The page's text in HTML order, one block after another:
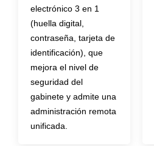
electrónico 3 en 1
(huella digital,
contraseña, tarjeta de
identificación), que
mejora el nivel de
seguridad del
gabinete y admite una
administración remota
unificada.